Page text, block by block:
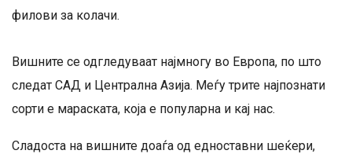
филови за колачи.
Вишните се одгледуваат најмногу во Европа, по што
следат САД и Централна Азија. Меѓу трите најпознати
сорти е мараската, која е популарна и кај нас.
Сладоста на вишните доаѓа од едноставни шеќери,